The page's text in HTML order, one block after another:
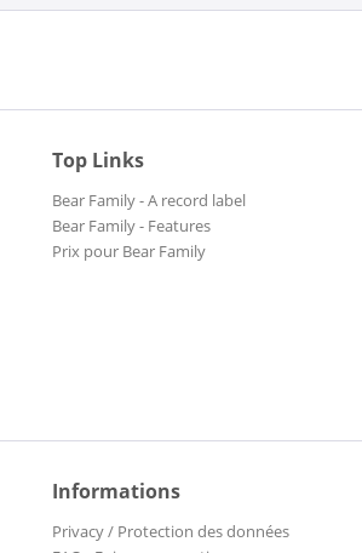
Top Links
Bear Family - A record label
Bear Family - Features
Prix pour Bear Family
Informations
Privacy / Protection des données